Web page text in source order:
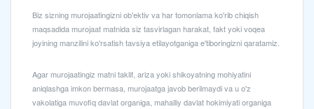
Biz sizning murojaatingizni ob'ektiv va har tomonlama ko'rib chiqish
maqsadida murojaat matnida siz tasvirlagan harakat, fakt yoki voqea
joyining manzilini ko'rsatish tavsiya etilayotganiga e'tiboringizni qaratamiz.
Agar murojaatingiz matni taklif, ariza yoki shikoyatning mohiyatini
aniqlashga imkon bermasa, murojaatga javob berilmaydi va u o'z
vakolatiga muvofiq davlat organiga, mahalliy davlat hokimiyati organiga